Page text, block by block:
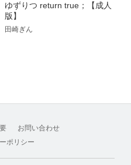
ゆずりつ return true；【成人
版】
田崎ぎん
お問い合わせ
ポリシー